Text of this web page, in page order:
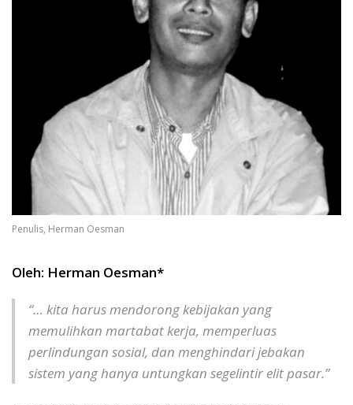
Penulis, Herman Oesman
Oleh: Herman Oesman*
“… kita harus mendorong kebijakan yang
memulihkan martabat kerja, memperluas
perlindungan sosial, dan menghindari jebakan
sistem yang hanya untungkan segelintir elit pasar.”